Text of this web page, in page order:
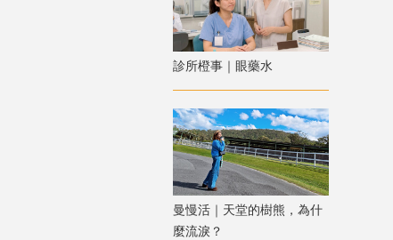
診所橙事｜眼藥水
曼慢活｜天堂的樹熊，為什
麼流淚？